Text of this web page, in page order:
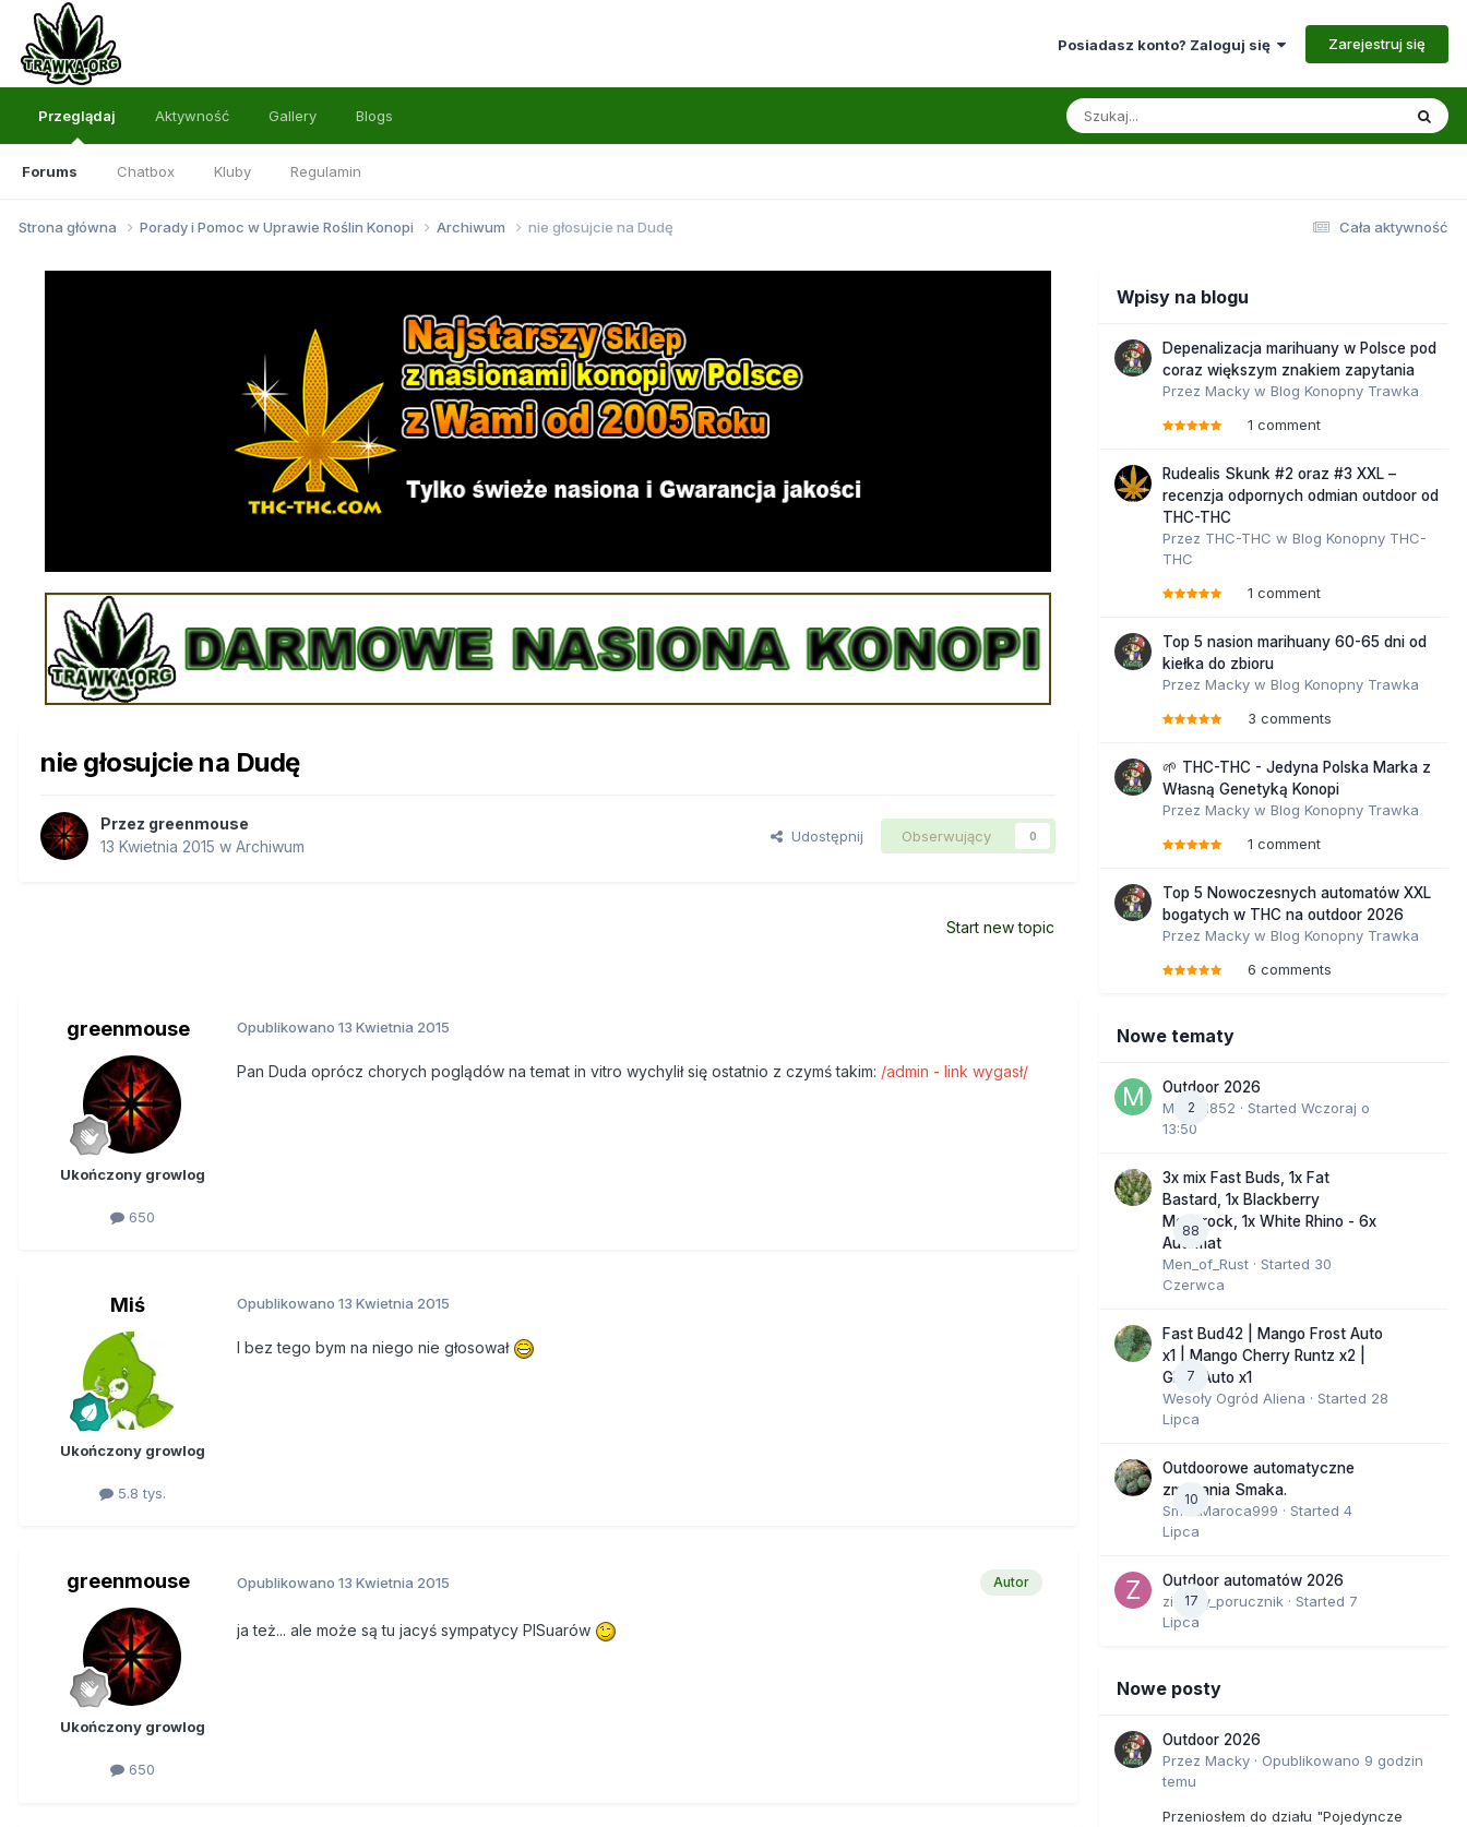
Posiadasz konto? Zaloguj się Zarejestruj się
Przeglądaj
Forums Chatbox Kluby Regulamin
Aktywność Gallery Blogs
Cała aktywność
Strona główna Porady i Pomoc w Uprawie Roślin Konopi Archiwum nie głosujcie na Dudę
nie głosujcie na Dudę
Przez greenmouse
13 Kwietnia 2015 w Archiwum
Udostępnij Obserwujący 0
Start new topic
greenmouse
Ukończony growlog
650
Opublikowano 13 Kwietnia 2015
Pan Duda oprócz chorych poglądów na temat in vitro wychylił się ostatnio z czymś takim: /admin - link wygasł/
Miś
Ukończony growlog
5.8 tys.
Opublikowano 13 Kwietnia 2015
I bez tego bym na niego nie głosował
greenmouse
Ukończony growlog
650
Autor
Opublikowano 13 Kwietnia 2015
ja też... ale może są tu jacyś sympatycy PISuarów
Wpisy na blogu
Depenalizacja marihuany w Polsce pod
coraz większym znakiem zapytania
Przez Macky w Blog Konopny Trawka
1 comment
Rudealis Skunk #2 oraz #3 XXL –
recenzja odpornych odmian outdoor od
THC-THC
Przez THC-THC w Blog Konopny THC-
THC
1 comment
Top 5 nasion marihuany 60-65 dni od
kiełka do zbioru
Przez Macky w Blog Konopny Trawka
3 comments
🌱 THC-THC - Jedyna Polska Marka z
Własną Genetyką Konopi
Przez Macky w Blog Konopny Trawka
1 comment
Top 5 Nowoczesnych automatów XXL
bogatych w THC na outdoor 2026
Przez Macky w Blog Konopny Trawka
6 comments
Nowe tematy
2
Outdoor 2026
Marcel852 · Started Wczoraj o
13:50
88
3x mix Fast Buds, 1x Fat
Bastard, 1x Blackberry
Moonrock, 1x White Rhino - 6x
Automat
Men_of_Rust · Started 30
Czerwca
7
Fast Bud42 | Mango Frost Auto
x1 | Mango Cherry Runtz x2 |
GMO Auto x1
Wesoły Ogród Aliena · Started 28
Lipca
10
Outdoorowe automatyczne
zmagania Smaka.
SmakMaroca999 · Started 4
Lipca
17
Outdoor automatów 2026
zielony_porucznik · Started 7
Lipca
Nowe posty
Outdoor 2026
Przez Macky · Opublikowano 9 godzin
temu
Przeniosłem do działu "Pojedyncze